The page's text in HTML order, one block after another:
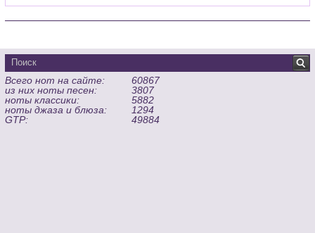
Всего нот на сайте:
60867
из них ноты песен:
3807
ноты классики:
5882
ноты джаза и блюза:
1294
GTP:
49884